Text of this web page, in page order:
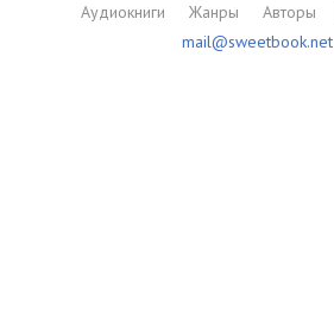
Аудиокниги Жанры Авторы
mail@sweetbook.net